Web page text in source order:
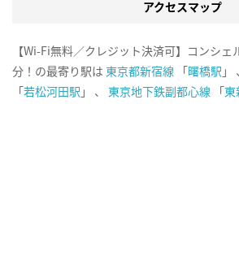
アクセスマップ
【Wi-Fi無料／クレジット決済可】コンシェ
分！の最寄り駅は 東京都新宿線 「曙橋駅 」
「若松河田駅 」 、 東京地下鉄副都心線 「東